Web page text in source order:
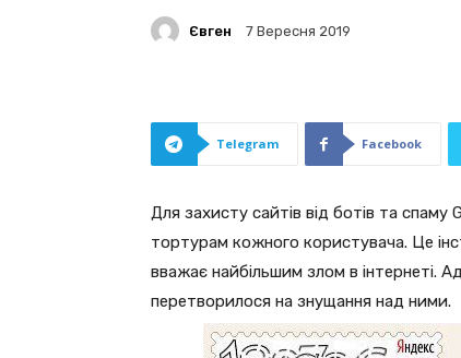
Євген 7 Вересня 2019
Telegram Facebook
Для захисту сайтів від ботів та спаму
тортурам кожного користувача. Це
вважає найбільшим злом в інтернеті.
перетворилося на знущання над ними.